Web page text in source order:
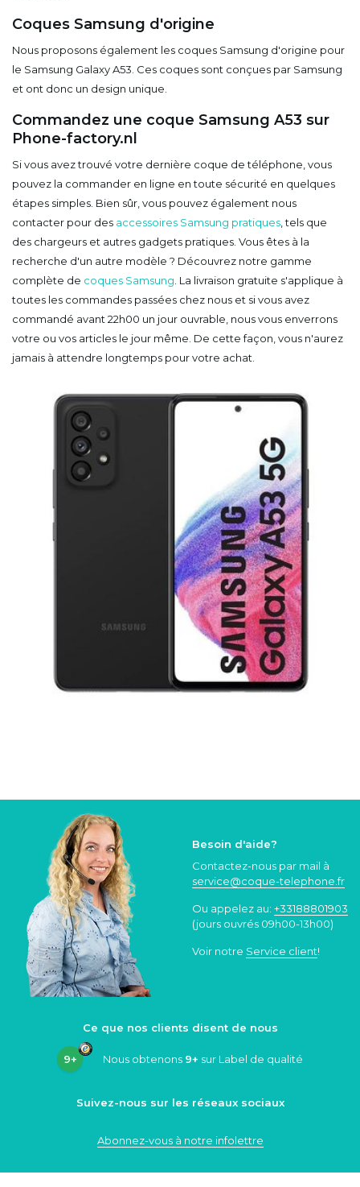
Coques Samsung d'origine
Nous proposons également les coques Samsung d'origine pour
le Samsung Galaxy A53. Ces coques sont conçues par Samsung
et ont donc un design unique.
Commandez une coque Samsung A53 sur
Phone-factory.nl
Si vous avez trouvé votre dernière coque de téléphone, vous
pouvez la commander en ligne en toute sécurité en quelques
étapes simples. Bien sûr, vous pouvez également nous
contacter pour des accessoires Samsung pratiques , tels que
des chargeurs et autres gadgets pratiques. Vous êtes à la
recherche d'un autre modèle ? Découvrez notre gamme
complète de coques Samsung . La livraison gratuite s'applique à
toutes les commandes passées chez nous et si vous avez
commandé avant 22h00 un jour ouvrable, nous vous enverrons
votre ou vos articles le jour même. De cette façon, vous n'aurez
jamais à attendre longtemps pour votre achat.
Besoin d'aide?
Contactez-nous par mail à
service@coque-telephone.fr
Ou appelez au: +33188801903
(jours ouvrés 09h00-13h00)
Voir notre Service client!
Ce que nos clients disent de nous
9+ Nous obtenons 9+ sur Label de qualité
Suivez-nous sur les réseaux sociaux
Abonnez-vous à notre infolettre